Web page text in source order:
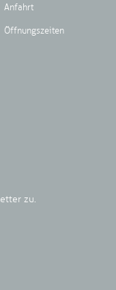
Anfahrt
Öffnungszeiten
zu.